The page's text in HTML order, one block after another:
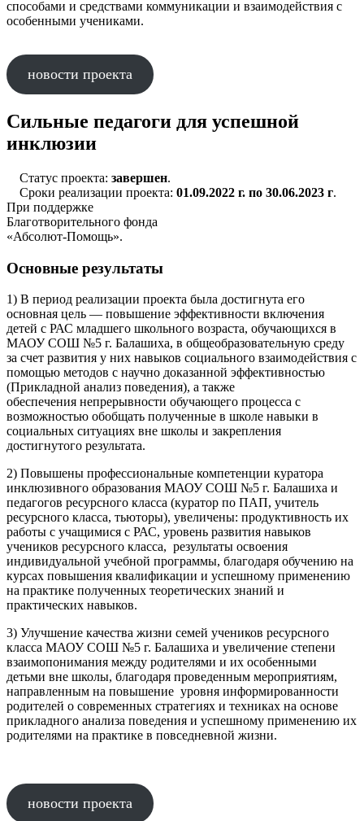
способами и средствами коммуникации и взаимодействия с
особенными учениками.
новости проекта
Сильные педагоги для успешной
инклюзии
Статус проекта: завершен.
Сроки реализации проекта: 01.09.2022 г. по 30.06.2023 г.
При поддержке
Благотворительного фонда
«Абсолют-Помощь».
Основные результаты
1) В период реализации проекта была достигнута его
основная цель — повышение эффективности включения
детей с РАС младшего школьного возраста, обучающихся в
МАОУ СОШ №5 г. Балашиха, в общеобразовательную среду
за счет развития у них навыков социального взаимодействия с
помощью методов с научно доказанной эффективностью
(Прикладной анализ поведения), а также
обеспечения непрерывности обучающего процесса с
возможностью обобщать полученные в школе навыки в
социальных ситуациях вне школы и закрепления
достигнутого результата.
2) Повышены профессиональные компетенции куратора
инклюзивного образования МАОУ СОШ №5 г. Балашиха и
педагогов ресурсного класса (куратор по ПАП, учитель
ресурсного класса, тьюторы), увеличены: продуктивность их
работы с учащимися с РАС, уровень развития навыков
учеников ресурсного класса, результаты освоения
индивидуальной учебной программы, благодаря обучению на
курсах повышения квалификации и успешному применению
на практике полученных теоретических знаний и
практических навыков.
3) Улучшение качества жизни семей учеников ресурсного
класса МАОУ СОШ №5 г. Балашиха и увеличение степени
взаимопонимания между родителями и их особенными
детьми вне школы, благодаря проведенным мероприятиям,
направленным на повышение уровня информированности
родителей о современных стратегиях и техниках на основе
прикладного анализа поведения и успешному применению их
родителями на практике в повседневной жизни.
новости проекта